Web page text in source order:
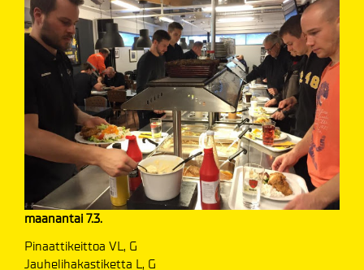
maanantai 7.3.
Pinaattikeittoa VL, G
Jauhelihakastiketta L, G